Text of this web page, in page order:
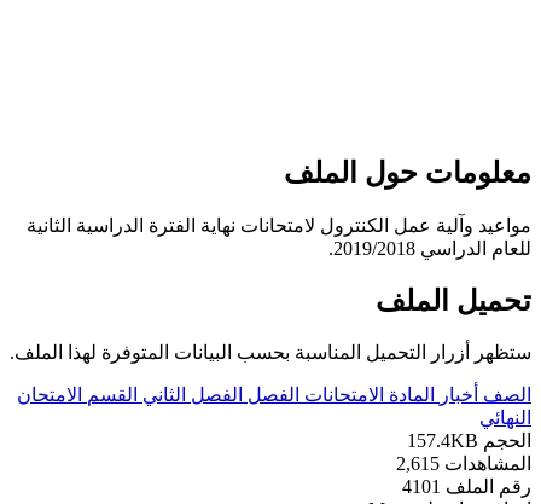
حول الملف
وآلية عمل الكنترول لامتحانات نهاية الفترة الدراسية الثانية
2019/2018.
الملف
أزرار التحميل المناسبة بحسب البيانات المتوفرة لهذا الملف.
أخبار المادة الامتحانات الفصل الفصل الثاني القسم الامتحان
157.4KB
2,615
4101